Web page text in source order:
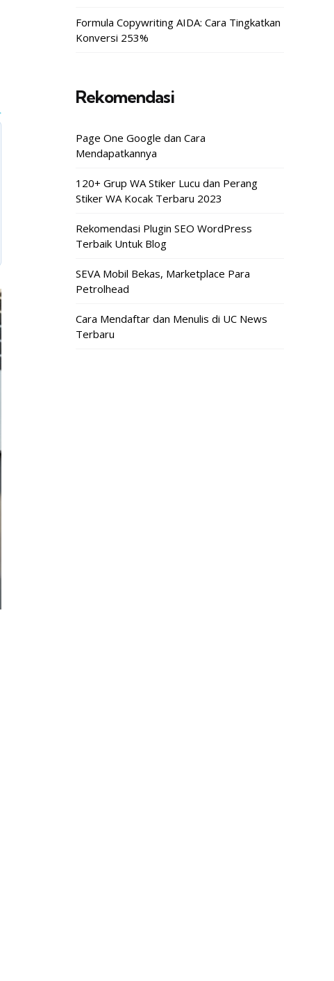
Formula Copywriting AIDA: Cara Tingkatkan
Konversi 253%
Rekomendasi
Page One Google dan Cara
Mendapatkannya
120+ Grup WA Stiker Lucu dan Perang
Stiker WA Kocak Terbaru 2023
Rekomendasi Plugin SEO WordPress
Terbaik Untuk Blog
SEVA Mobil Bekas, Marketplace Para
Petrolhead
Cara Mendaftar dan Menulis di UC News
Terbaru